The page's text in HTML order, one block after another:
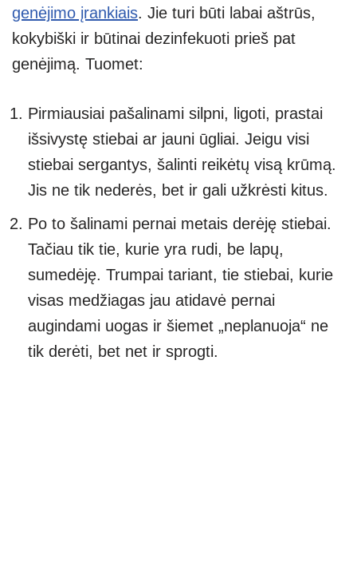
genėjimo įrankiais. Jie turi būti labai aštrūs,
kokybiški ir būtinai dezinfekuoti prieš pat
genėjimą. Tuomet:
Pirmiausiai pašalinami silpni, ligoti, prastai
išsivystę stiebai ar jauni ūgliai. Jeigu visi
stiebai sergantys, šalinti reikėtų visą krūmą.
Jis ne tik nederės, bet ir gali užkrėsti kitus.
Po to šalinami pernai metais derėję stiebai.
Tačiau tik tie, kurie yra rudi, be lapų,
sumedėję. Trumpai tariant, tie stiebai, kurie
visas medžiagas jau atidavė pernai
augindami uogas ir šiemet „neplanuoja“ ne
tik derėti, bet net ir sprogti.